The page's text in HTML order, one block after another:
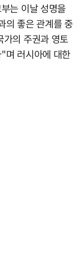
는 이날 성명을
의 좋은 관계를 중
가의 주권과 영토
며 러시아에 대한